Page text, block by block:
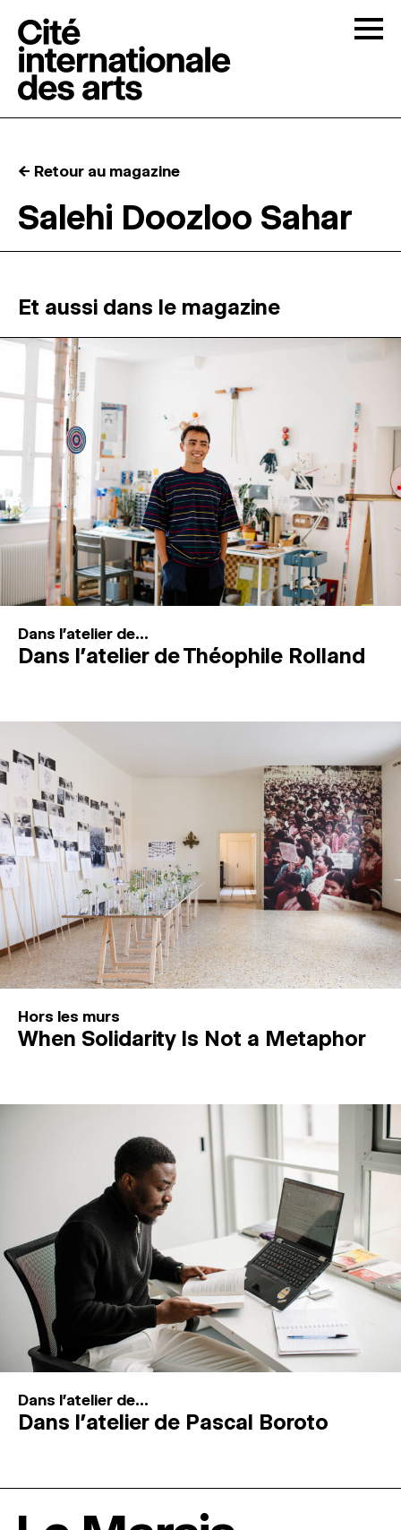
RÉSIDENCES ↓
ATELIERS OUVERTS
PROGRAMMATION
MAGAZINE
ESPACES DE PRATIQUE ARTISTIQUE ↓
Recherche
Connexion
← Retour au magazine
Salehi Doozloo Sahar
Et aussi dans le magazine
Dans l'atelier de...
Dans l’atelier de Théophile Rolland
Hors les murs
When Solidarity Is Not a Metaphor
Dans l'atelier de...
Dans l’atelier de Pascal Boroto